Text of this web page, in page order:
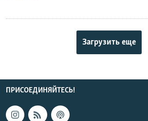
Загрузить еще
ПРИСОЕДИНЯЙТЕСЬ!